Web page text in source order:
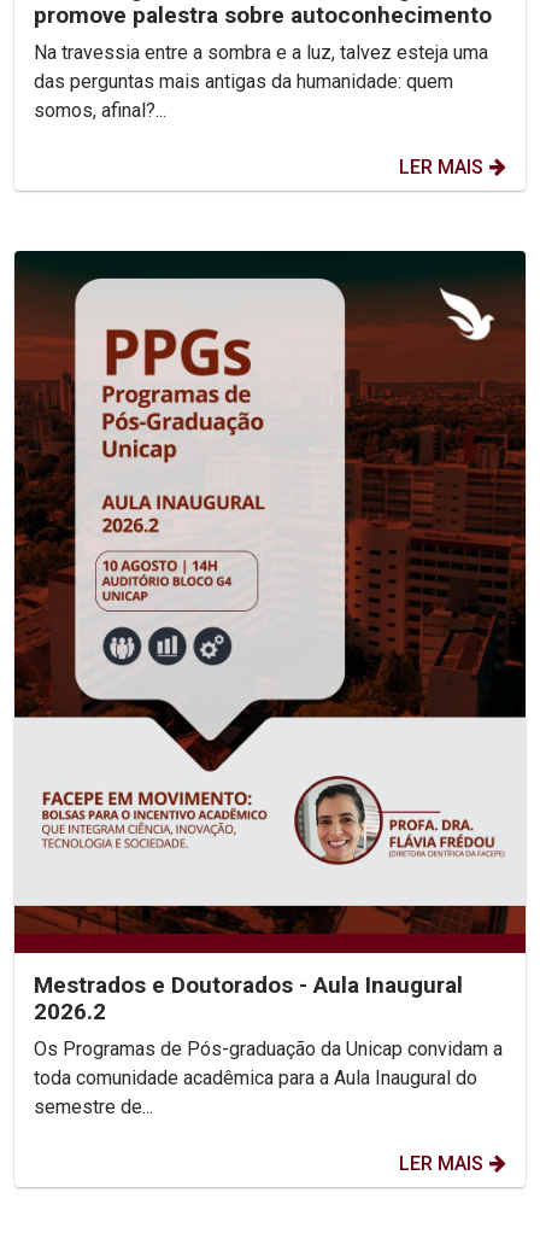
promove palestra sobre autoconhecimento
Na travessia entre a sombra e a luz, talvez esteja uma
das perguntas mais antigas da humanidade: quem
somos, afinal?...
LER MAIS
Mestrados e Doutorados - Aula Inaugural
2026.2
Os Programas de Pós-graduação da Unicap convidam a
toda comunidade acadêmica para a Aula Inaugural do
semestre de...
LER MAIS